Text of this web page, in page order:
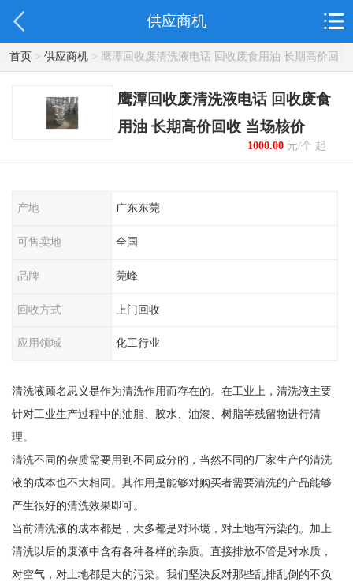
供应商机
首页> 供应商机> 鹰潭回收废清洗液电话 回收废食用油 长期高价回
收 当场核价
鹰潭回收废清洗液电话 回收废食
用油 长期高价回收 当场核价
1000.00元/个 起
产地 广东东莞
可售卖地 全国
品牌 莞峰
回收方式 上门回收
应用领域 化工行业
清洗液顾名思义是作为清洗作用而存在的。在工业上，清洗液主要
针对工业生产过程中的油脂、胶水、油漆、树脂等残留物进行清
理。
清洗不同的杂质需要用到不同成分的，当然不同的厂家生产的清洗
液的成本也不大相同。其作用是能够对购买者需要清洗的产品能够
产生很好的清洗效果即可。
当前清洗液的成本都是，大多都是对环境，对土地有污染的。加上
清洗以后的废液中含有各种各样的杂质。直接排放不管是对水质，
对空气，对土地都是大的污染。我们坚决反对那些乱排乱倒的不负